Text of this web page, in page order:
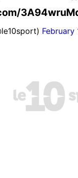
February